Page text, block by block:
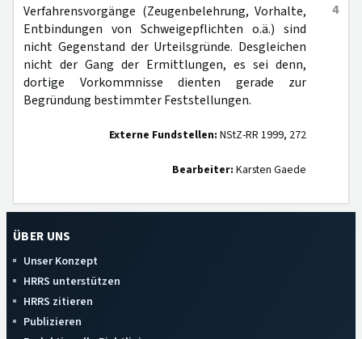
4
Verfahrensvorgänge (Zeugenbelehrung, Vorhalte,
Entbindungen von Schweigepflichten o.ä.) sind
nicht Gegenstand der Urteilsgründe. Desgleichen
nicht der Gang der Ermittlungen, es sei denn,
dortige Vorkommnisse dienten gerade zur
Begründung bestimmter Feststellungen.
Externe Fundstellen: NStZ-RR 1999, 272
Bearbeiter: Karsten Gaede
ÜBER UNS
Unser Konzept
HRRS unterstützen
HRRS zitieren
Publizieren